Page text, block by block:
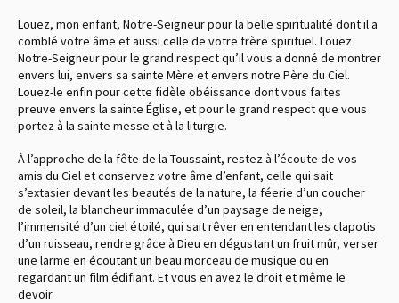
Louez, mon enfant, Notre-Seigneur pour la belle spiritualité dont il a
comblé votre âme et aussi celle de votre frère spirituel. Louez
Notre-Seigneur pour le grand respect qu’il vous a donné de montrer
envers lui, envers sa sainte Mère et envers notre Père du Ciel.
Louez-le enfin pour cette fidèle obéissance dont vous faites
preuve envers la sainte Église, et pour le grand respect que vous
portez à la sainte messe et à la liturgie.
À l’approche de la fête de la Toussaint, restez à l’écoute de vos
amis du Ciel et conservez votre âme d’enfant, celle qui sait
s’extasier devant les beautés de la nature, la féerie d’un coucher
de soleil, la blancheur immaculée d’un paysage de neige,
l’immensité d’un ciel étoilé, qui sait rêver en entendant les clapotis
d’un ruisseau, rendre grâce à Dieu en dégustant un fruit mûr, verser
une larme en écoutant un beau morceau de musique ou en
regardant un film édifiant. Et vous en avez le droit et même le
devoir.